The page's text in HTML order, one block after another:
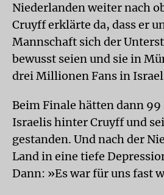
Niederlanden weiter nach
Cruyff erklärte da, dass er
Mannschaft sich der
bewusst seien und sie in
drei Millionen Fans in
Beim Finale hätten dann
Israelis hinter Cruyff und
gestanden. Und nach der
Land in eine tiefe
Dann: »Es war für uns fast